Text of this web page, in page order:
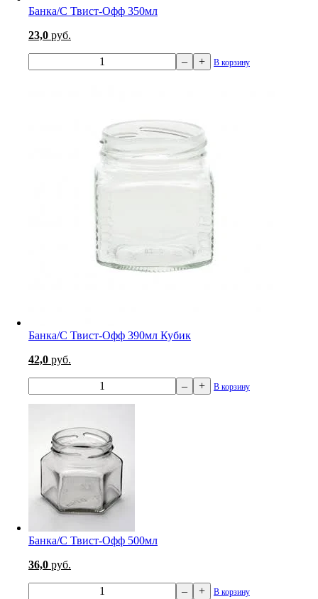
Банка/С Твист-Офф 350мл
23,0 руб.
– + В корзину
Банка/С Твист-Офф 390мл Кубик
42,0 руб.
– + В корзину
Банка/С Твист-Офф 500мл
36,0 руб.
– + В корзину